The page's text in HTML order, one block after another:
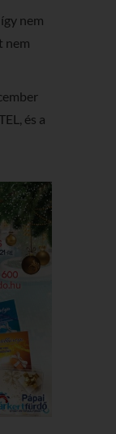
nem
nem
és a